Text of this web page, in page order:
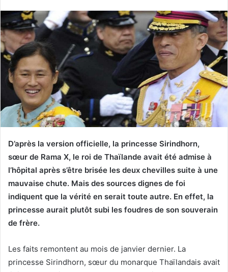
D’après la version officielle, la princesse Sirindhorn,
sœur de Rama X, le roi de Thaïlande avait été admise à
l’hôpital après s’être brisée les deux chevilles suite à une
mauvaise chute. Mais des sources dignes de foi
indiquent que la vérité en serait toute autre. En effet, la
princesse aurait plutôt subi les foudres de son souverain
de frère.
Les faits remontent au mois de janvier dernier. La
princesse Sirindhorn, sœur du monarque Thaïlandais avait